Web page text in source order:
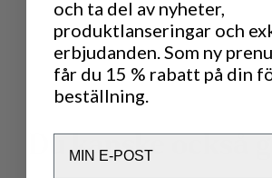
kanske
och ta del av nyheter,
produktlanseringar och
erbjudanden. Som ny
får du 15 % rabatt på din
beställning.